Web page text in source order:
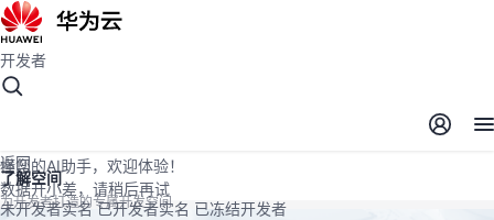
开发者空间
开发者空间
了解空间
为开发者打造的专属开发空间
开发者
返回
未开发者实名 已开发者实名 已冻结开发者
懂您的AI助手，欢迎体验！
数据开小差，请稍后再试